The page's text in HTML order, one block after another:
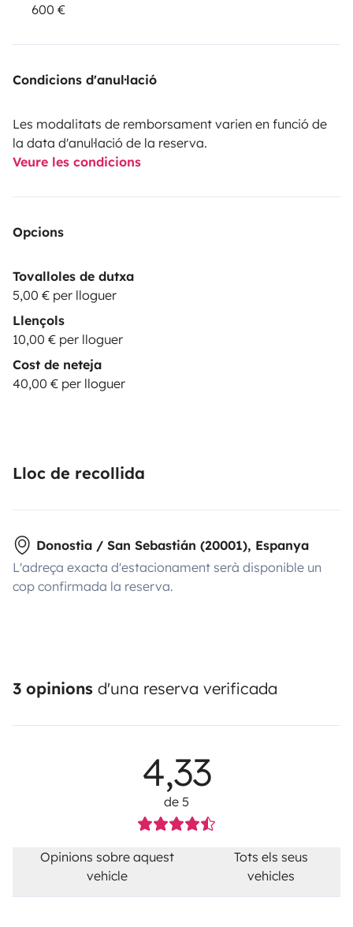
600 €
Condicions d'anul·lació
Les modalitats de remborsament varien en funció de
la data d'anul·lació de la reserva.
Veure les condicions
Opcions
Tovalloles de dutxa
5,00 € per lloguer
Llençols
10,00 € per lloguer
Cost de neteja
40,00 € per lloguer
Lloc de recollida
Donostia / San Sebastián (20001), Espanya
L'adreça exacta d'estacionament serà disponible un
cop confirmada la reserva.
3 opinions d'una reserva verificada
4,33
de 5
Opinions sobre aquest
vehicle
Tots els seus
vehicles